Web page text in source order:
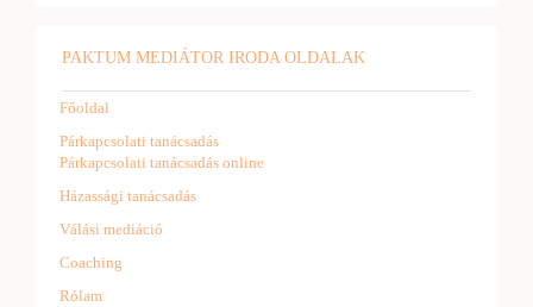
PAKTUM MEDIÁTOR IRODA OLDALAK
Főoldal
Párkapcsolati tanácsadás
Párkapcsolati tanácsadás online
Házassági tanácsadás
Válási mediáció
Coaching
Rólam